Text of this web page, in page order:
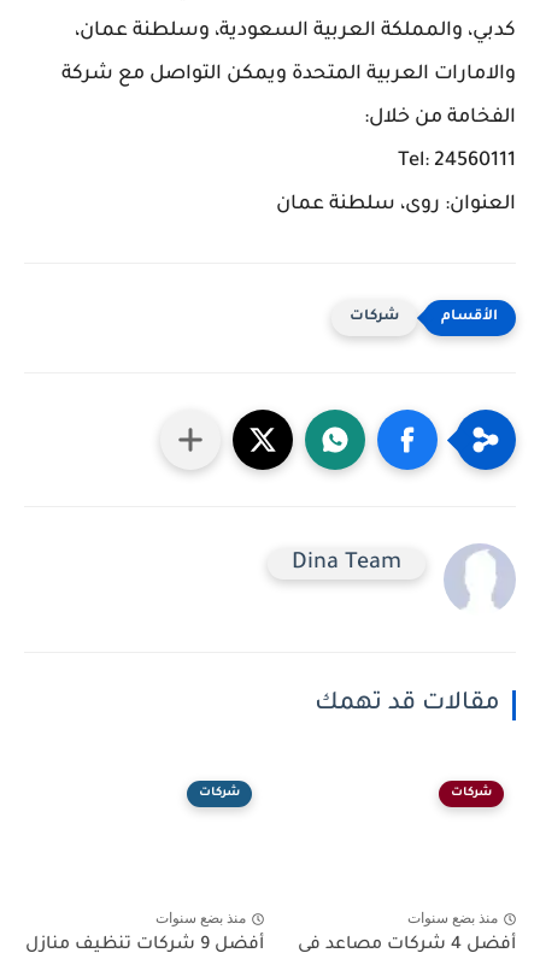
كدبي، والمملكة العربية السعودية، وسلطنة عمان،
والامارات العربية المتحدة ويمكن التواصل مع شركة
الفخامة من خلال:
Tel: 24560111
العنوان: روى، سلطنة عمان
شركات
Dina Team
مقالات قد تهمك
شركات
منذ بضع سنوات
أفضل 4 شركات مصاعد في
شركات
منذ بضع سنوات
أفضل 9 شركات تنظيف منازل